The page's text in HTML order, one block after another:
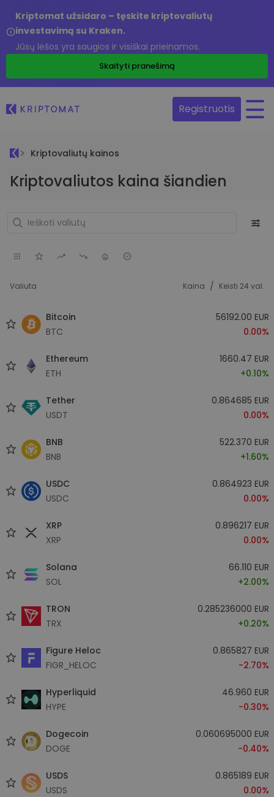
Kriptomat užsidaro – tęskite kriptovaliutų
investavimą su Kraken.
Jūsų lėšos yra saugios ir visiškai prieinamos.
Skaityti pranešimą
Registruotis
Kriptovaliutų kainos
Kriptovaliutos kaina šiandien
Valiuta Kaina / Keisti 24 val.
Bitcoin
BTC
56192.00 EUR
0.00%
Ethereum
ETH
1660.47 EUR
+0.10%
Tether
USDT
0.864685 EUR
0.00%
BNB
BNB
522.370 EUR
+1.60%
USDC
USDC
0.864923 EUR
0.00%
XRP
XRP
0.896217 EUR
0.00%
Solana
SOL
66.110 EUR
+2.00%
TRON
TRX
0.285236000 EUR
+0.20%
Figure Heloc
FIGR_HELOC
0.865827 EUR
-2.70%
Hyperliquid
HYPE
46.960 EUR
-0.30%
Dogecoin
DOGE
0.060695000 EUR
-0.40%
USDS
USDS
0.865189 EUR
0.00%